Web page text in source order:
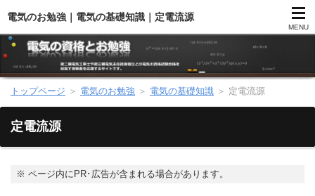
電気のお勉強｜電気の基礎知識｜定電流源
MENU
第二種電気工事士（総合）
第二種電気工事士（学科試験）
第二種電気工事士（技能試験）
トップページ ＞ 電気のお勉強 ＞ 電気の基礎知識 ＞ 定電流源
定電流源
※ ページ内にPR･広告が含まれる場合があります。